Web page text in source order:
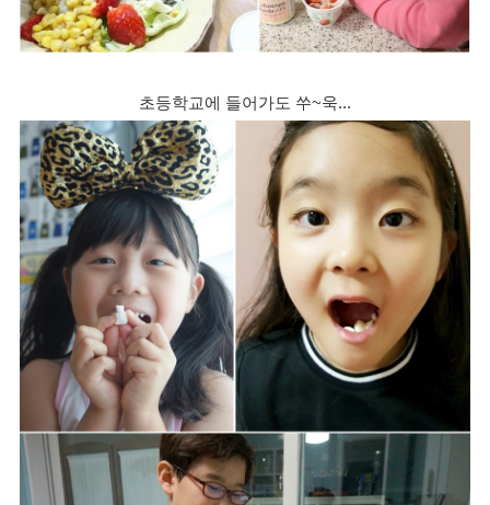
초등학교에 들어가도 쑤~욱...